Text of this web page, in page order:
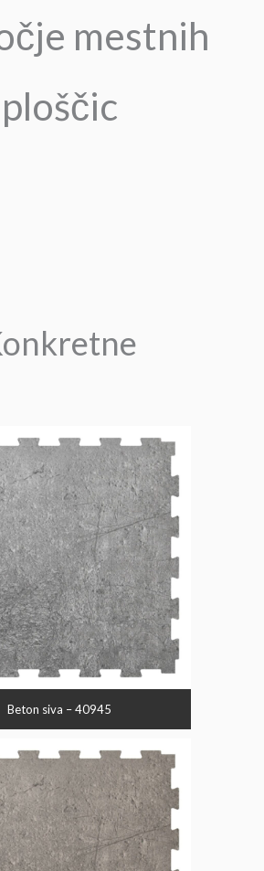
mestnih
ploščic
Beton siva – 40945